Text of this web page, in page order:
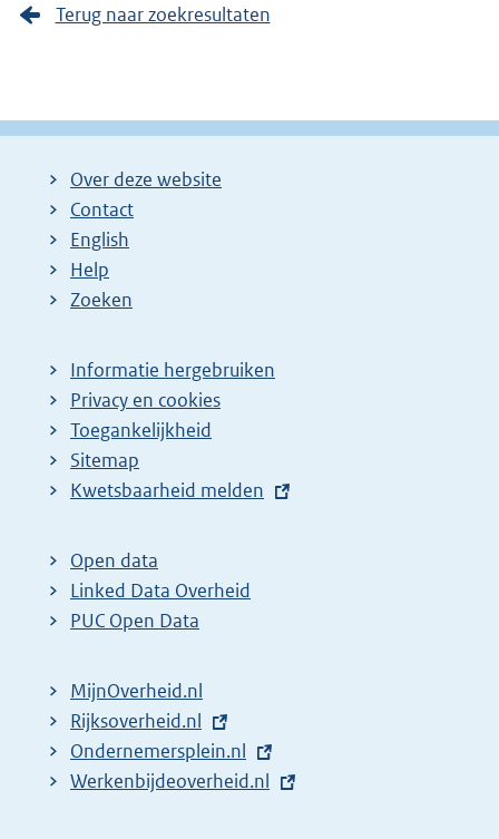
Terug naar zoekresultaten
Over deze website
Contact
English
Help
Zoeken
Informatie hergebruiken
Privacy en cookies
Toegankelijkheid
Sitemap
E
t
e
r
l
i
n
k
Kwetsbaarheid melden
Open data
Linked Data Overheid
PUC Open Data
MijnOverheid.nl
E
x
t
Rijksoverheid.nl
E
x
Ondernemersplein.nl
E
Werkenbijdeoverheid.nl